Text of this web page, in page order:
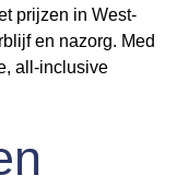
prijzen in West-
en nazorg. Med
all-inclusive